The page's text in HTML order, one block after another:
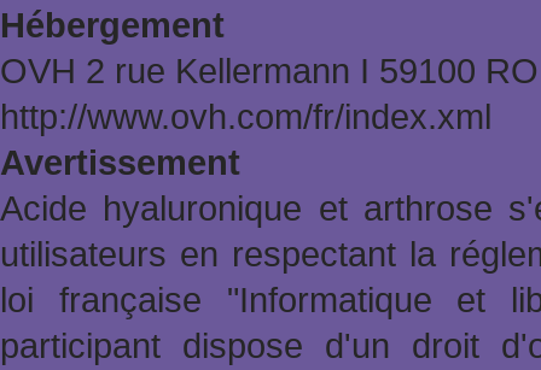
Hébergement
OVH 2 rue Kellermann Ι 59100
http://www.ovh.com/fr/index.xml
Avertissement
Acide hyaluronique et arthrose
utilisateurs en respectant la
loi française "Informatique et
participant dispose d'un droit